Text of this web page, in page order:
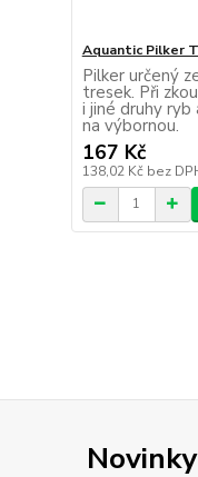
Aquantic Pilker
Pilker určený
tresek. Při
i jiné druhy ryb
na výbornou.
167 Kč
138,02 Kč bez